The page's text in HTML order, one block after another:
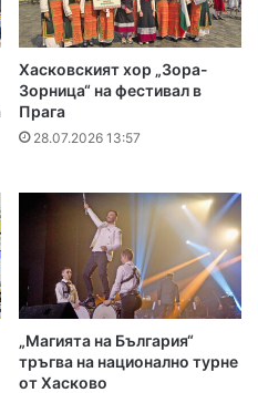
Хасковският хор „Зора-
Зорница“ на фестивал в
Прага
28.07.2026 13:57
„Магията на България“
тръгва на национално турне
от Хасково